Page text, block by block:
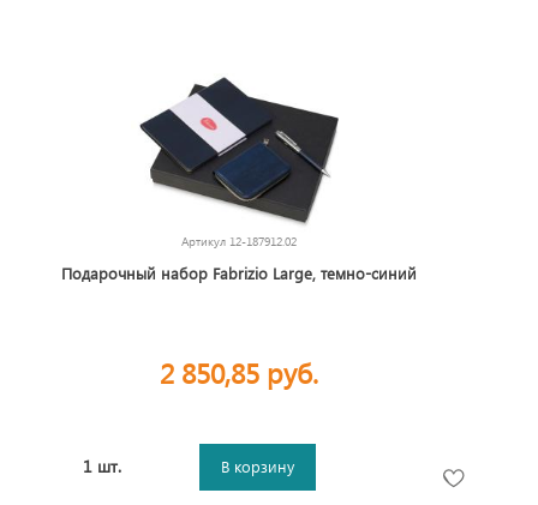
Артикул 12-187912.02
Подарочный набор Fabrizio Large, темно-синий
2 850,85 руб.
1 шт. В корзину